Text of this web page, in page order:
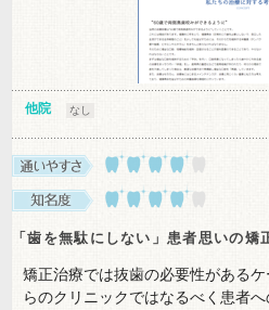
他院 なし
「歯を無駄にしない」患者思いの矯
矯正治療では抜歯の必要性がある
らのクリニックではなるべく患者